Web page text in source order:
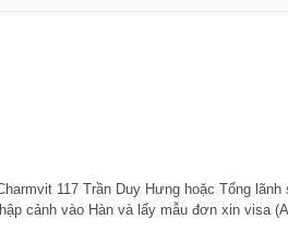
117 Trần Duy Hưng hoặc Tổng lãnh
cảnh vào Hàn và lấy mẫu đơn xin visa